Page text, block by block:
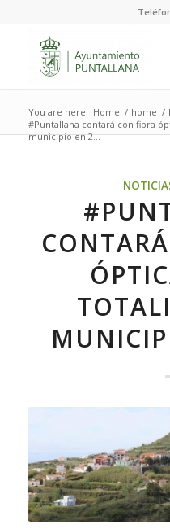
You are here: Home / home /
#Puntallana contará con fibra
municipio en 2...